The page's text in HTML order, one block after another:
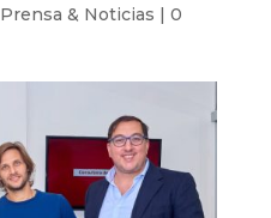
Prensa & Noticias | 0